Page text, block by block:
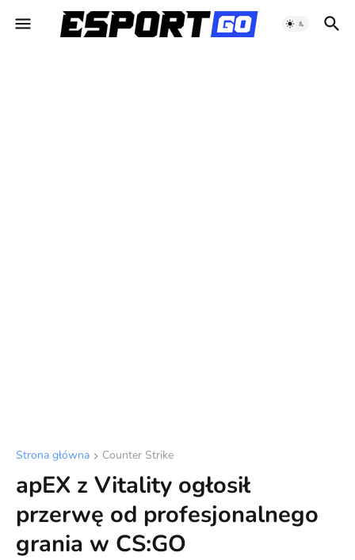
Strona główna Counter Strike
apEX z Vitality ogłosił
przerwę od profesjonalnego
grania w CS:GO